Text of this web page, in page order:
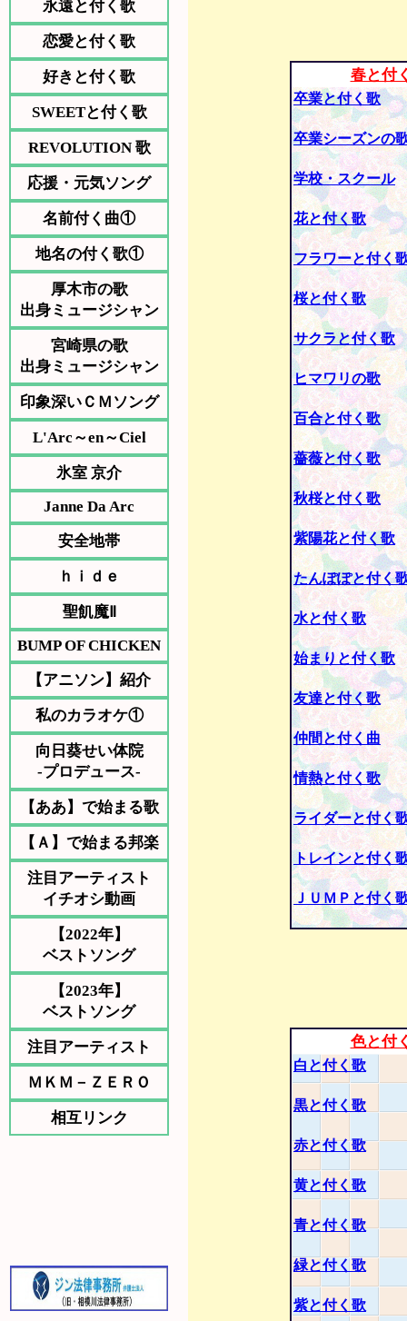
永遠と付く歌
恋愛と付く歌
好きと付く歌
SWEETと付く歌
REVOLUTION 歌
応援・元気ソング
名前付く曲①
地名の付く歌①
厚木市の歌
出身ミュージシャン
宮崎県の歌
出身ミュージシャン
印象深いＣＭソング
L'Arc～en～Ciel
氷室 京介
Janne Da Arc
安全地帯
ｈｉｄｅ
聖飢魔Ⅱ
BUMP OF CHICKEN
【アニソン】紹介
私のカラオケ①
向日葵せい体院
-プロデュース-
【ああ】で始まる歌
【Ａ】で始まる邦楽
注目アーティスト
イチオシ動画
【2022年】
ベストソング
【2023年】
ベストソング
注目アーティスト
ＭＫＭ－ＺＥＲＯ
相互リンク
春と付
卒業と付く歌
卒業シーズンの
学校・スクール
花と付く歌
フラワーと付く
桜と付く歌
サクラと付く歌
ヒマワリの歌
百合と付く歌
薔薇と付く歌
秋桜と付く歌
紫陽花と付く歌
たんぽぽと付く
水と付く歌
始まりと付く歌
友達と付く歌
仲間と付く曲
情熱と付く歌
ライダーと付く
トレインと付く
ＪＵＭＰと付く
色と付
白と付く歌
黒と付く歌
赤と付く歌
黄と付く歌
青と付く歌
緑と付く歌
紫と付く歌